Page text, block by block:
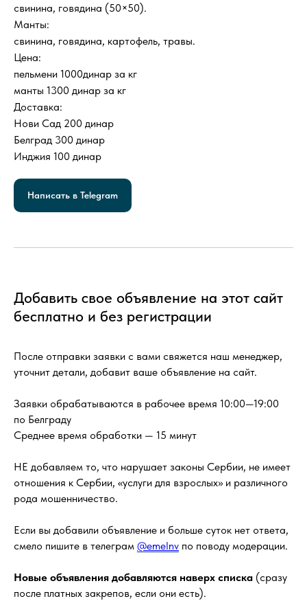
свинина, говядина (50×50).
Манты:
свинина, говядина, картофель, травы.
Цена:
пельмени 1000динар за кг
манты 1300 динар за кг
Доставка:
Нови Сад 200 динар
Белград 300 динар
Инджия 100 динар
Написать в Telegram
Добавить свое объявление на этот сайт
бесплатно и без регистрации
После отправки заявки с вами свяжется наш менеджер,
уточнит детали, добавит ваше объявление на сайт.
Заявки обрабатываются в рабочее время 10:00—19:00
по Белграду
Среднее время обработки — 15 минут
НЕ добавляем то, что нарушает законы Сербии, не имеет
отношения к Сербии, «услуги для взрослых» и различного
рода мошенничество.
Если вы добавили объявление и больше суток нет ответа,
смело пишите в телеграм @emelnv по поводу модерации.
Новые объявления добавляются наверх списка (сразу
после платных закрепов, если они есть).